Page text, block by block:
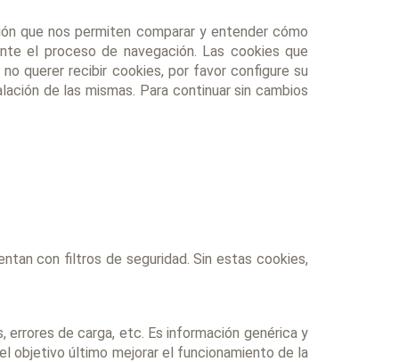
que nos permiten comparar y entender cómo
el proceso de navegación. Las cookies que
querer recibir cookies, por favor configure su
de las mismas. Para continuar sin cambios
con filtros de seguridad. Sin estas cookies,
de carga, etc. Es información genérica y
objetivo último mejorar el funcionamiento de la